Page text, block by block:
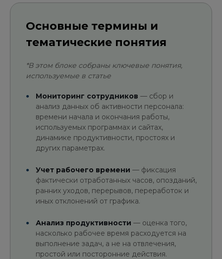
Основные термины и
тематические понятия
*В этом блоке собраны ключевые понятия,
используемые в статье
Мониторинг сотрудников — сбор и
анализ данных об активности персонала:
времени начала и окончания работы,
используемых программах и сайтах,
динамике продуктивности, простоях и
других параметрах.
Учет рабочего времени — фиксация
фактически отработанных часов, опозданий,
ранних уходов, перерывов, переработок и
иных отклонений от графика.
Анализ продуктивности — оценка того,
насколько рабочее время расходуется на
выполнение задач, а не на отвлечения,
простой или посторонние действия.